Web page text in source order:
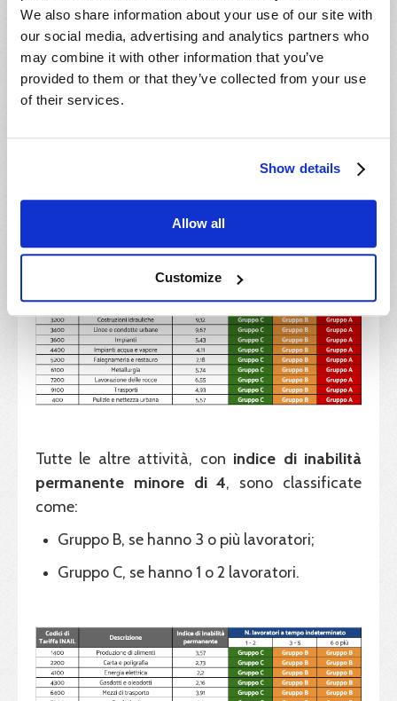
We also share information about your use of our site with
our social media, advertising and analytics partners who
may combine it with other information that you’ve
provided to them or that they’ve collected from your use
of their services.
Show details
Allow all
Customize
Le attività con indice di inabilità permanente
maggiore di 4sono classificate come:
Gruppo A, se hanno più di 5 lavoratori;
Gruppo B, se hanno da 3 a 5 lavoratori;
Tutte le altre attività, con indice di inabilità
permanente minore di 4, sono classificate
come:
Gruppo B, se hanno 3 o più lavoratori;
Gruppo C, se hanno 1 o 2 lavoratori.